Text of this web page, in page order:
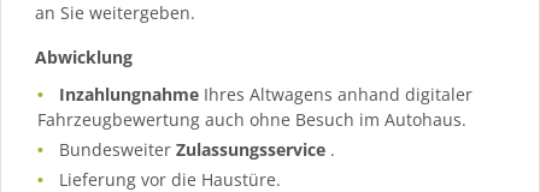
an Sie weitergeben.
Abwicklung
Inzahlungnahme Ihres Altwagens anhand digitaler
Fahrzeugbewertung auch ohne Besuch im Autohaus.
BundesweiterZulassungsservice .
Lieferung vor die Haustüre.